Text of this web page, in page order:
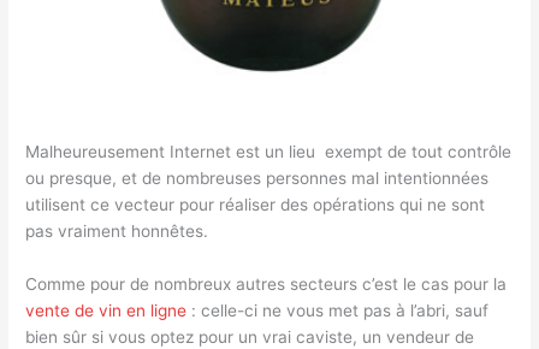
Malheureusement Internet est un lieu exempt de tout contrôle
ou presque, et de nombreuses personnes mal intentionnées
utilisent ce vecteur pour réaliser des opérations qui ne sont
pas vraiment honnêtes.
Comme pour de nombreux autres secteurs c’est le cas pour la
vente de vin en ligne : celle-ci ne vous met pas à l’abri, sauf
bien sûr si vous optez pour un vrai caviste, un vendeur de